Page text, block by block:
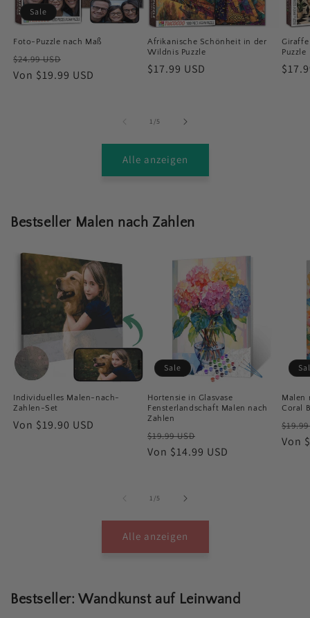
Sale
Foto-Puzzle nach Maß
Normaler
Preis
$24.99 USD
Von $19.99 USD
Afrikanische Schönheit in der
Wildnis Puzzle
Normaler
$17.99 USD
Puzzle
1 /von
5
Alle anzeigen
Bestseller Malen nach Zahlen
Individuelles Malen-nach-
Zahlen-Set
Normaler
Von $19.90 USD
Sale
Hortensie in Glasvase
Fensterlandschaft Malen nach
Zahlen
Normaler
Preis
$19.99 USD
Von $14.99 USD
Malen
Coral
Preis
Von
1 /von
5
Alle anzeigen
Bestseller: Wandkunst auf Leinwand